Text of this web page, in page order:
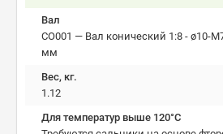
Вал
CO001 — Вал конический 1:8 - ø10-
мм
Вес, кг.
1.12
Для температур выше 120°C